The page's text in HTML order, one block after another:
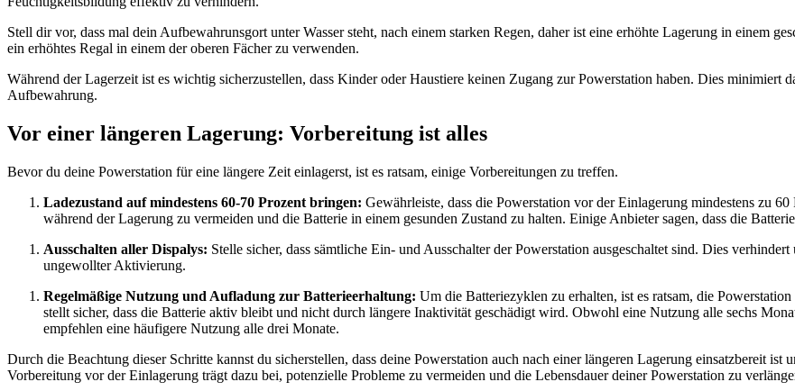
Stell dir vor, dass mal dein Aufbewahrunsgort unter Wasser steht, nach einem starken Regen, daher ist eine erhöhte Lagerung in einem
ein erhöhtes Regal in einem der oberen Fächer zu verwenden.
Während der Lagerzeit ist es wichtig sicherzustellen, dass Kinder oder Haustiere keinen Zugang zur Powerstation haben. Dies minimiert
Aufbewahrung.
Vor einer längeren Lagerung: Vorbereitung ist alles
Bevor du deine Powerstation für eine längere Zeit einlagerst, ist es ratsam, einige Vorbereitungen zu treffen.
Ladezustand auf mindestens 60-70 Prozent bringen: Gewährleiste, dass die Powerstation vor der Einlagerung mindestens zu
während der Lagerung zu vermeiden und die Batterie in einem gesunden Zustand zu halten. Einige Anbieter sagen, dass die
Ausschalten aller Dispalys: Stelle sicher, dass sämtliche Ein- und Ausschalter der Powerstation ausgeschaltet sind. Dies
ungewollter Aktivierung.
Regelmäßige Nutzung und Aufladung zur Batterieerhaltung: Um die Batteriezyklen zu erhalten, ist es ratsam, die
stellt sicher, dass die Batterie aktiv bleibt und nicht durch längere Inaktivität geschädigt wird. Obwohl eine Nutzung alle sechs
empfehlen eine häufigere Nutzung alle drei Monate.
Durch die Beachtung dieser Schritte kannst du sicherstellen, dass deine Powerstation auch nach einer längeren Lagerung einsatzbereit
Vorbereitung vor der Einlagerung trägt dazu bei, potenzielle Probleme zu vermeiden und die Lebensdauer deiner Powerstation zu